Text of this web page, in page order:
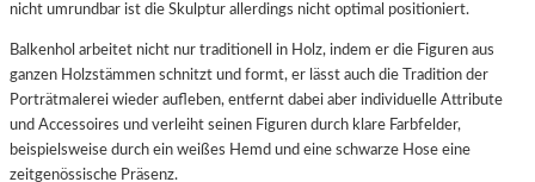
nicht umrundbar ist die Skulptur allerdings nicht optimal positioniert.
Balkenhol arbeitet nicht nur traditionell in Holz, indem er die Figuren aus
ganzen Holzstämmen schnitzt und formt, er lässt auch die Tradition der
Porträtmalerei wieder aufleben, entfernt dabei aber individuelle Attribute
und Accessoires und verleiht seinen Figuren durch klare Farbfelder,
beispielsweise durch ein weißes Hemd und eine schwarze Hose eine
zeitgenössische Präsenz.